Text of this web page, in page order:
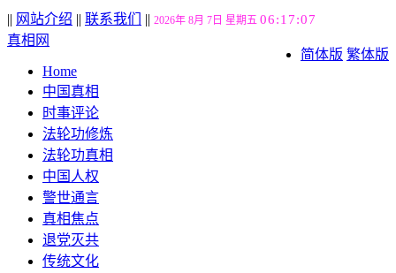
|| 网站介绍 || 联系我们 || 2026年 8月 7日 星期五 06:17:07
简体版 繁体版
真相网
Home
中国真相
时事评论
法轮功修炼
法轮功真相
中国人权
警世通言
真相焦点
退党灭共
传统文化